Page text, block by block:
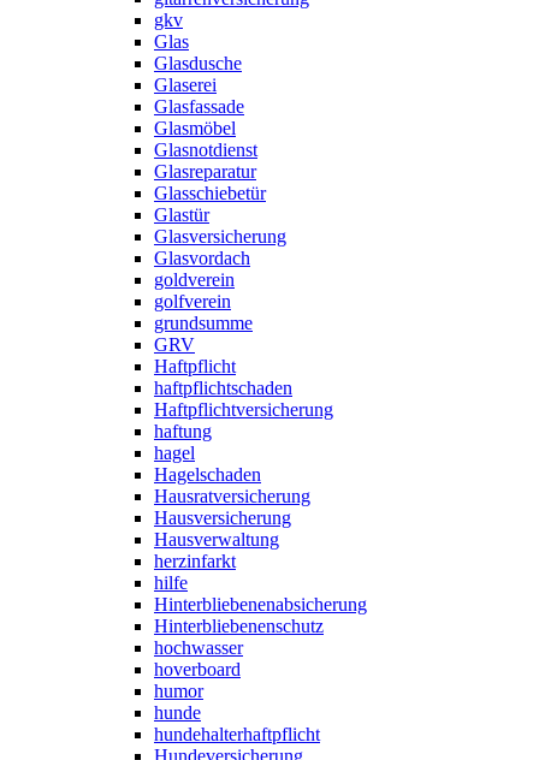
gkv
Glas
Glasdusche
Glaserei
Glasfassade
Glasmöbel
Glasnotdienst
Glasreparatur
Glasschiebetür
Glastür
Glasversicherung
Glasvordach
goldverein
golfverein
grundsumme
GRV
Haftpflicht
haftpflichtschaden
Haftpflichtversicherung
haftung
hagel
Hagelschaden
Hausratversicherung
Hausversicherung
Hausverwaltung
herzinfarkt
hilfe
Hinterbliebenenabsicherung
Hinterbliebenenschutz
hochwasser
hoverboard
humor
hunde
hundehalterhaftpflicht
Hundeversicherung